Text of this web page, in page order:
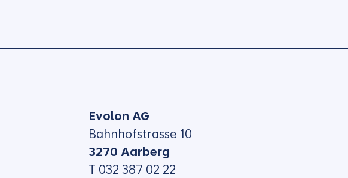
Evolon AG
Bahnhofstrasse 10
3270 Aarberg
T 032 387 02 22